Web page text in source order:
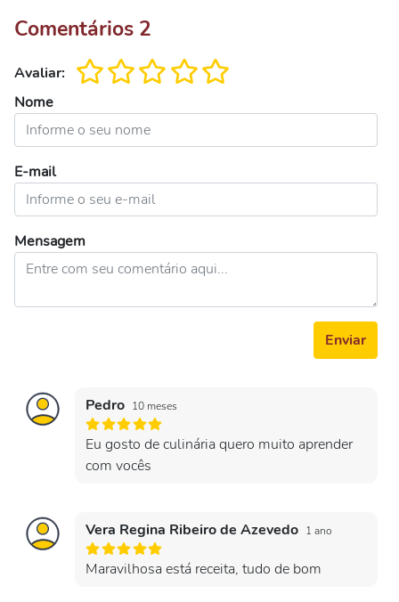
Comentários 2
Avaliar:
Nome
E-mail
Mensagem
Enviar
Pedro 10 meses
Eu gosto de culinária quero muito aprender
com vocês
Vera Regina Ribeiro de Azevedo 1 ano
Maravilhosa está receita, tudo de bom